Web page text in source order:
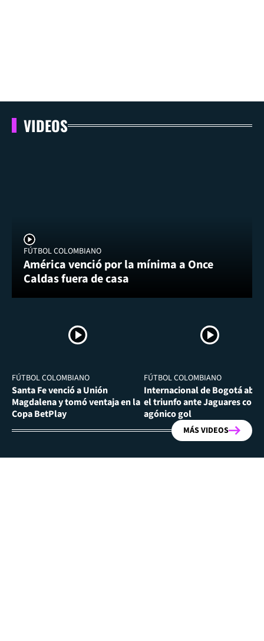
VIDEOS
FÚTBOL COLOMBIANO
América venció por la mínima a Once
Caldas fuera de casa
FÚTBOL COLOMBIANO
Santa Fe venció a Unión
Magdalena y tomó ventaja en la
Copa BetPlay
FÚTBOL COLOMBIANO
Internacional de Bogotá
el triunfo ante Jaguares con
agónico gol
MÁS VIDEOS